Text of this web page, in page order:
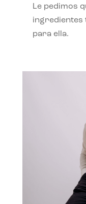
Le pedimos
ingredientes
para ella.